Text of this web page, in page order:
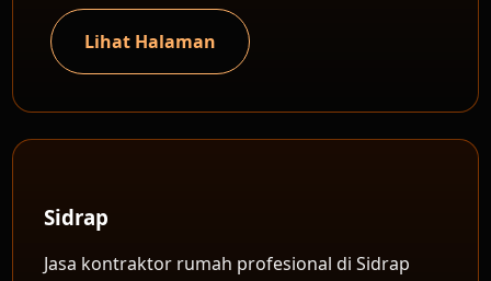
Lihat Halaman
Sidrap
Jasa kontraktor rumah profesional di Sidrap